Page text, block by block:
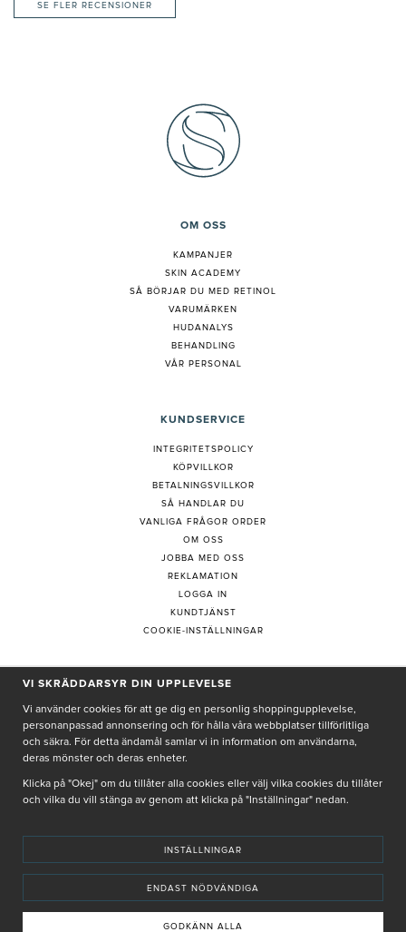
SE FLER RECENSIONER
OM OSS
KAMPANJER
SKIN ACADEMY
SÅ BÖRJAR DU MED RETINOL
VARUMÄRKEN
HUDANALYS
BEHANDLING
VÅR PERSONAL
KUNDSERVICE
INTEGRITETSPOLICY
KÖPVILLKOR
BETALNINGSVILLKOR
SÅ HANDLAR DU
VANLIGA FRÅGOR ORDER
OM OSS
JOBBA MED OSS
REKLAMATION
LOGGA IN
KUNDTJÄNST
COOKIE-INSTÄLLNINGAR
PRENUMERERA PÅ NYHETSBREV
Genom att ge min e-post, accepterar jag Seth och Sallyintegritetspolicy
De uppgifter du matar in kommer endast användas till våra nyhetsbrev.
INNEHÅLLET OCH REKOMMENDATIONERNA PÅ DENNA SIDA ÄR FRAMTAGNA OCH GRANSKADE
VI SKRÄDDARSYR DIN UPPLEVELSE
Vi använder cookies för att ge dig en personlig shoppingupplevelse,
personanpassad annonsering och för hålla våra webbplatser tillförlitliga
och säkra. För detta ändamål samlar vi in information om användarna,
deras mönster och deras enheter.
Klicka på "Okej" om du tillåter alla cookies eller välj vilka cookies du tillåter
och vilka du vill stänga av genom att klicka på "Inställningar" nedan.
INSTÄLLNINGAR
ENDAST NÖDVÄNDIGA
GODKÄNN ALLA